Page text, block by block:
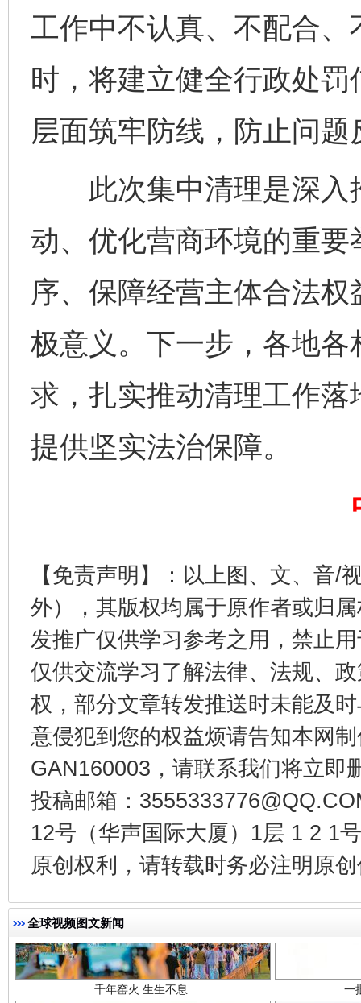
工作中不认真、不配合
时，将建立健全行政处
层面筑牢防线，防止问题
此次集中清理是深入
动、优化营商环境的重
序、保障经营主体合法
极意义。下一步，各地
求，扎实推动清理工作
提供坚实法治保障。
【免责声明】：以上图、文、音/
外），其版权均属于原作者或归
发推广仅供学习参考之用，禁止
仅供交流学习了解法律、法规、
权，部分文章转发推送时未能及
意侵犯到您的权益烦请告知本网
GAN160003，请联系我们将立即
投稿邮箱：
12号（华声国际大厦）1层 1 2 1
原创权利，请转载时务必注明原
全球视频图文新闻
东山县通报“牛蛙产品抗生素超标问题” 法